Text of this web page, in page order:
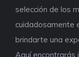
selección de los
cuidadosamente
brindarte una
Aquí encontrarás